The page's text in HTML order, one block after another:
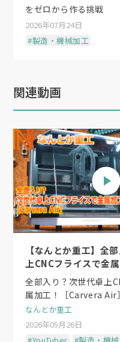
「意匠用途
た。アトツ
一般にアル
れている。
の、複雑形
■アトツギ
「クロムフ
るのは当社
このアル
立されれば
の溶接作業
をゼロから作る挑戦
2026年07月24日
#製造・機械加工
関連動画
【なんとか重工】全
上CNCフライスで金
［Carvera Air］
全部入り？次世代卓上
属加工！［Carvera Air］
なんとか重工
2026年05月26日